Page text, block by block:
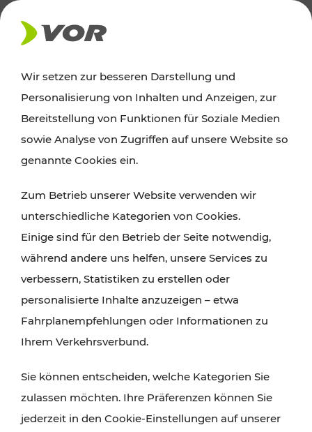
AKTUELLES
News
Alle wichtigen Meldungen zu Fahrplanänderungen,
finden Sie hier im Überblick.
Wir setzen zur besseren Darstellung und
Personalisierung von Inhalten und Anzeigen, zur
Bereitstellung von Funktionen für Soziale Medien
sowie Analyse von Zugriffen auf unsere Website so
genannte Cookies ein.
Zum Betrieb unserer Website verwenden wir
unterschiedliche Kategorien von Cookies.
Einige sind für den Betrieb der Seite notwendig,
während andere uns helfen, unsere Services zu
verbessern, Statistiken zu erstellen oder
personalisierte Inhalte anzuzeigen – etwa
Fahrplanempfehlungen oder Informationen zu
Ihrem Verkehrsverbund.
Sie können entscheiden, welche Kategorien Sie
zulassen möchten. Ihre Präferenzen können Sie
jederzeit in den Cookie-Einstellungen auf unserer